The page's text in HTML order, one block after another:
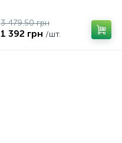
3 479.50 грн
1 392 грн /шт.